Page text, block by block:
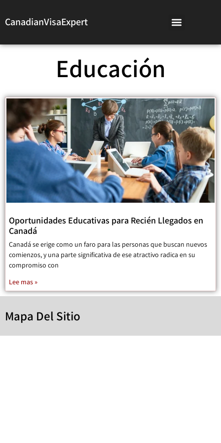
CanadianVisaExpert
Educación
Oportunidades Educativas para Recién Llegados en
Canadá
Canadá se erige como un faro para las personas que buscan nuevos
comienzos, y una parte significativa de ese atractivo radica en su
compromiso con
Lee mas »
Mapa Del Sitio